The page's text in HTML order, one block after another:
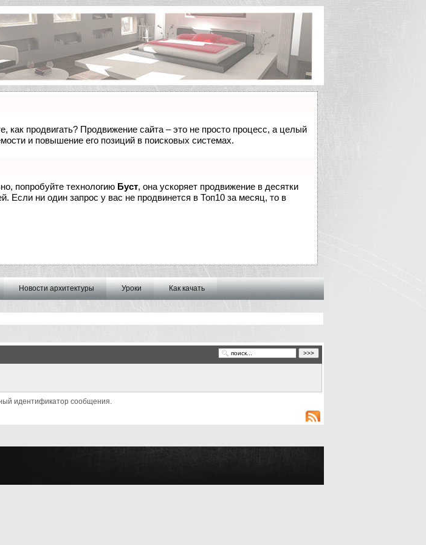
как продвигать? Продвижение сайта – это не просто процесс, а целый
и повышение его позиций в поисковых системах.
попробуйте технологию Буст, она ускоряет продвижение в десятки
Если ни один запрос у вас не продвинется в Топ10 за месяц, то в
Новости архитектуры Уроки Как качать
идентификатор сообщения.